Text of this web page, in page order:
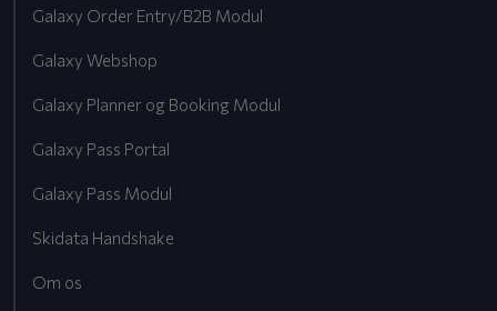
Galaxy Order Entry/B2B Modul
Galaxy Webshop
Galaxy Planner og Booking Modul
Galaxy Pass Portal
Galaxy Pass Modul
Skidata Handshake
Om os